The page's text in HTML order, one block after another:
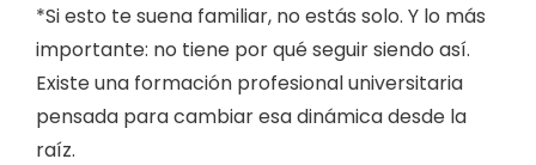
*Si esto te suena familiar, no estás solo. Y lo más
importante: no tiene por qué seguir siendo así.
Existe una formación profesional universitaria
pensada para cambiar esa dinámica desde la
raíz.